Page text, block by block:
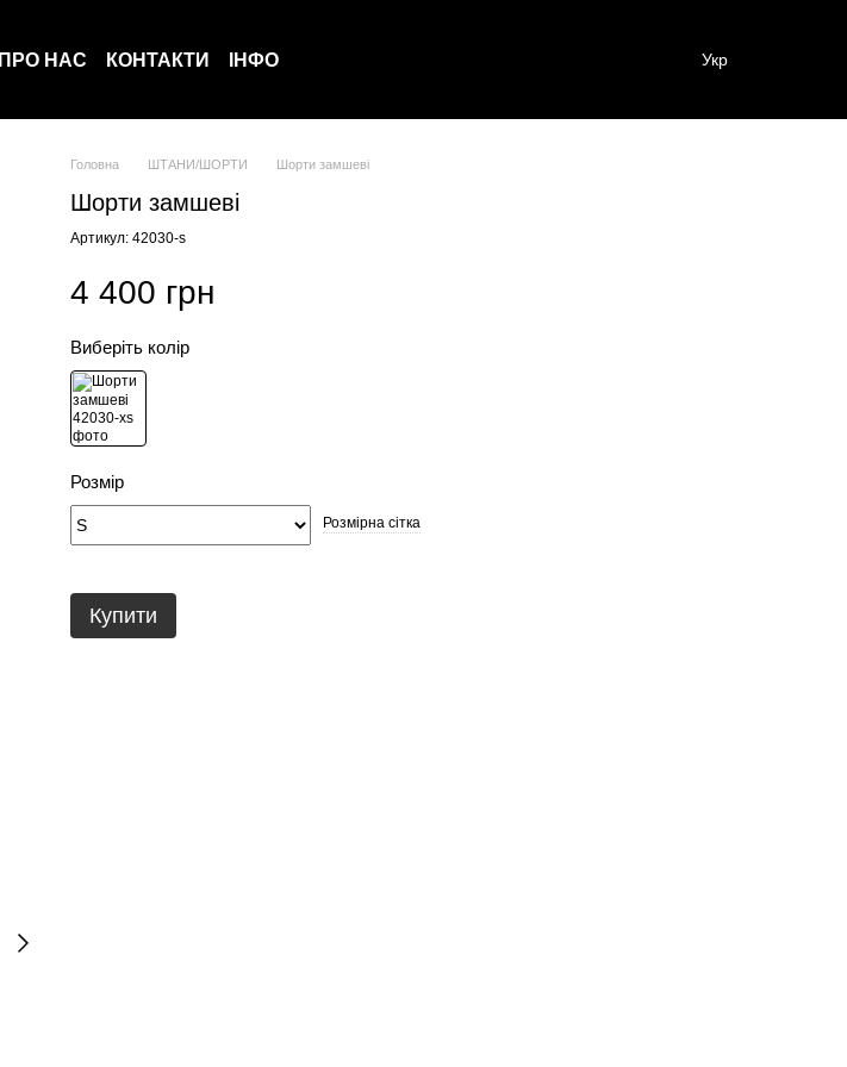
ПРО НАС КОНТАКТИ ІНФО Укр
Головна ШТАНИ/ШОРТИ Шорти замшеві
Шорти замшеві
Артикул: 42030-s
4 400 грн
Виберіть колір
Розмір
Розмірна сітка
Купити